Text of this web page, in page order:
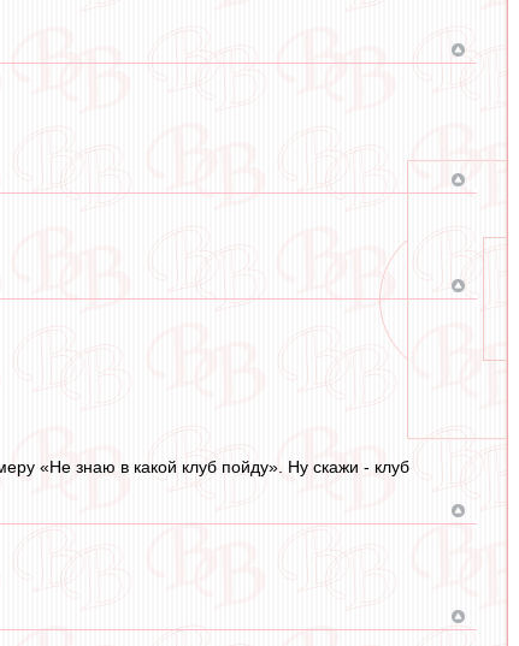
«Не знаю в какой клуб пойду». Ну скажи - клуб